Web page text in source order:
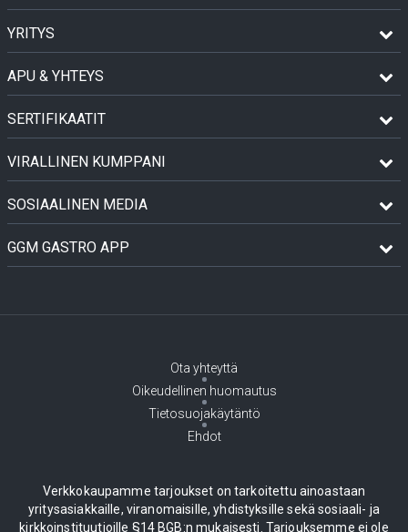
YRITYS
APU & YHTEYS
SERTIFIKAATIT
VIRALLINEN KUMPPANI
SOSIAALINEN MEDIA
GGM GASTRO APP
Ota yhteyttä
Oikeudellinen huomautus
Tietosuojakäytäntö
Ehdot
Verkkokaupamme tarjoukset on tarkoitettu ainoastaan
yritysasiakkaille, viranomaisille, yhdistyksille sekä sosiaali- ja
kirkkoinstituutioille §14 BGB:n mukaisesti. Tarjouksemme ei ole